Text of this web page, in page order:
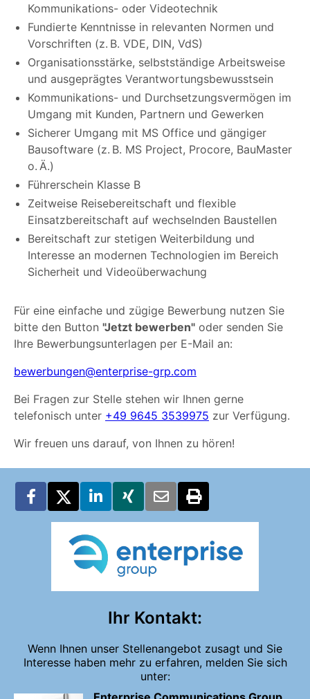
Kommunikations- oder Videotechnik
Fundierte Kenntnisse in relevanten Normen und
Vorschriften (z. B. VDE, DIN, VdS)
Organisationsstärke, selbstständige Arbeitsweise
und ausgeprägtes Verantwortungsbewusstsein
Kommunikations- und Durchsetzungsvermögen im
Umgang mit Kunden, Partnern und Gewerken
Sicherer Umgang mit MS Office und gängiger
Bausoftware (z. B. MS Project, Procore, BauMaster
o. Ä.)
Führerschein Klasse B
Zeitweise Reisebereitschaft und flexible
Einsatzbereitschaft auf wechselnden Baustellen
Bereitschaft zur stetigen Weiterbildung und
Interesse an modernen Technologien im Bereich
Sicherheit und Videoüberwachung
Für eine einfache und zügige Bewerbung nutzen Sie
bitte den Button "Jetzt bewerben" oder senden Sie
Ihre Bewerbungsunterlagen per E-Mail an:
bewerbungen@enterprise-grp.com
Bei Fragen zur Stelle stehen wir Ihnen gerne
telefonisch unter +49 9645 3539975 zur Verfügung.
Wir freuen uns darauf, von Ihnen zu hören!
Ihr Kontakt:
Wenn Ihnen unser Stellenangebot zusagt und Sie
Interesse haben mehr zu erfahren, melden Sie sich
unter: